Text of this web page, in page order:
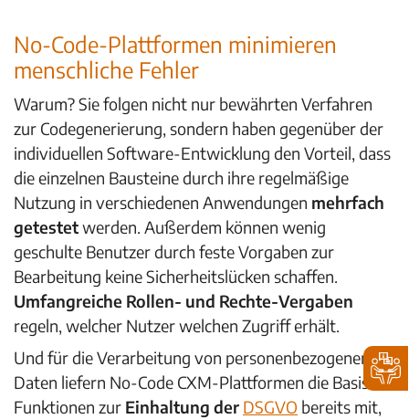
No-Code-Plattformen minimieren
menschliche Fehler
Warum? Sie folgen nicht nur bewährten Verfahren
zur Codegenerierung, sondern haben gegenüber der
individuellen Software-Entwicklung den Vorteil, dass
die einzelnen Bausteine durch ihre regelmäßige
Nutzung in verschiedenen Anwendungen mehrfach
getestetwerden. Außerdem können wenig
geschulte Benutzer durch feste Vorgaben zur
Bearbeitung keine Sicherheitslücken schaffen.
Umfangreiche Rollen- und Rechte-Vergaben
regeln, welcher Nutzer welchen Zugriff erhält.
Und für die Verarbeitung von personenbezogenen
Daten liefern No-Code CXM-Plattformen die Basis-
Funktionen zur Einhaltung der DSGVO bereits mit,